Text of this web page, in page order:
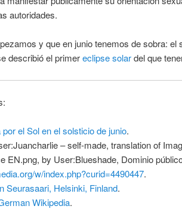
autoridades.
y que en junio tenemos de sobra: el
describió el primereclipse solardel que
el Sol en el solsticio de junio.
– self-made, translation of
EN.png, by User:Blueshade, Dominio
w/index.php?curid=4490447.
Seurasaari, Helsinki, Finland.
Wikipedia.